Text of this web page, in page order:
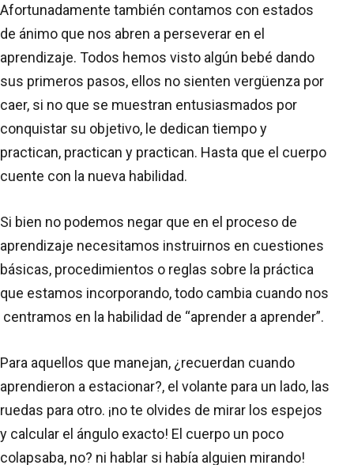
Afortunadamente también contamos con estados
de ánimo que nos abren a perseverar en el
aprendizaje. Todos hemos visto algún bebé dando
sus primeros pasos, ellos no sienten vergüenza por
caer, si no que se muestran entusiasmados por
conquistar su objetivo, le dedican tiempo y
practican, practican y practican. Hasta que el cuerpo
cuente con la nueva habilidad.
Si bien no podemos negar que en el proceso de
aprendizaje necesitamos instruirnos en cuestiones
básicas, procedimientos o reglas sobre la práctica
que estamos incorporando, todo cambia cuando nos
centramos en la habilidad de “aprender a aprender”.
Para aquellos que manejan, ¿recuerdan cuando
aprendieron a estacionar?, el volante para un lado, las
ruedas para otro. ¡no te olvides de mirar los espejos
y calcular el ángulo exacto! El cuerpo un poco
colapsaba, no? ni hablar si había alguien mirando!